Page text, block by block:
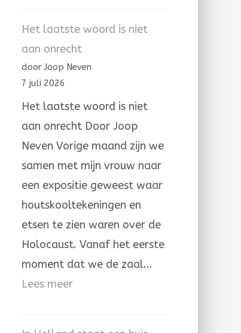
Het laatste woord is niet
aan onrecht
door Joop Neven
7 juli 2026
Het laatste woord is niet
aan onrecht Door Joop
Neven Vorige maand zijn we
samen met mijn vrouw naar
een expositie geweest waar
houtskooltekeningen en
etsen te zien waren over de
Holocaust. Vanaf het eerste
moment dat we de zaal…
Lees meer: